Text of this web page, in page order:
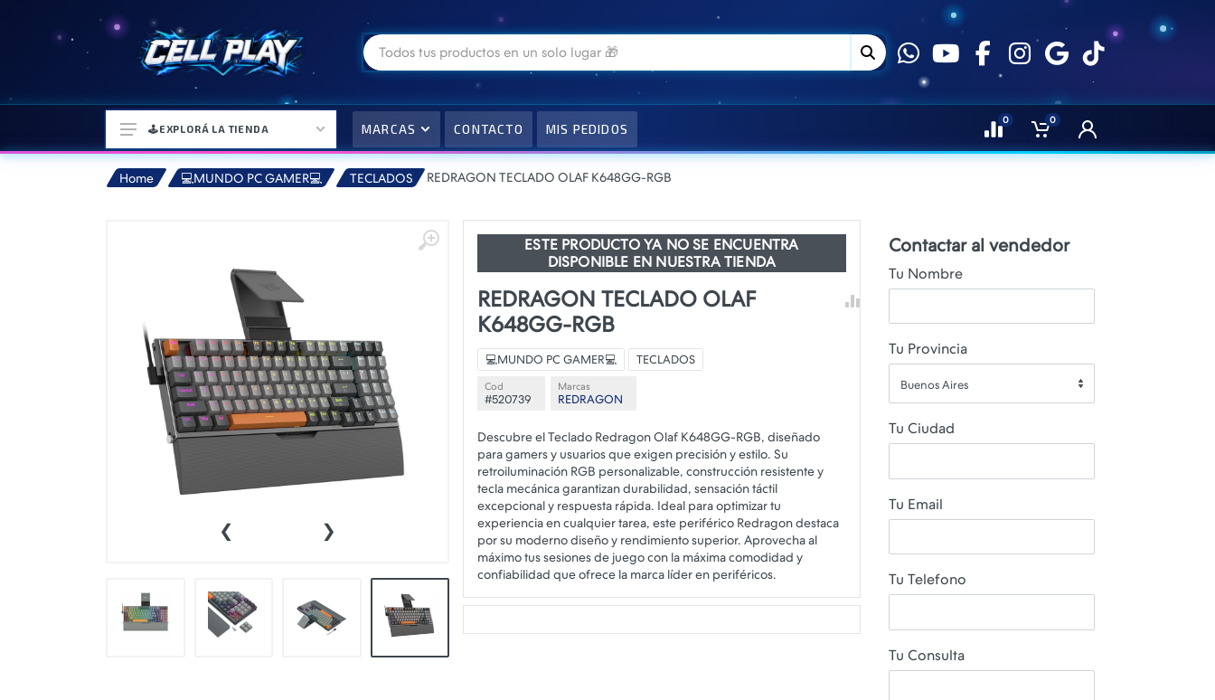
🎒MOCHILAS Y MAS👝
🎧AURICULARES URBANOS🎧
🎮CONSOLAS Y VIDEOJUEGOS
🎵PARLANTES BLUETOOTH🎵
👕INDUMENTARIA🧢
👾COLECCIONABLES🧸
💻MUNDO PC GAMER💻
🤓MUNDO PC OFICINA🤓
🕹️EXPLORÁ LA TIENDA MARCAS CONTACTO MIS PEDIDOS
0 0
Home 💻MUNDO PC GAMER💻 TECLADOS REDRAGON TECLADO OLAF K648GG-RGB
‹ ›
ESTE PRODUCTO YA NO SE ENCUENTRA
DISPONIBLE EN NUESTRA TIENDA
REDRAGON TECLADO OLAF
K648GG-RGB
💻MUNDO PC GAMER💻 TECLADOS
Cod
#520739
Marcas
REDRAGON
Descubre el Teclado Redragon Olaf K648GG-RGB, diseñado
para gamers y usuarios que exigen precisión y estilo. Su
retroiluminación RGB personalizable, construcción resistente y
tecla mecánica garantizan durabilidad, sensación táctil
excepcional y respuesta rápida. Ideal para optimizar tu
experiencia en cualquier tarea, este periférico Redragon destaca
por su moderno diseño y rendimiento superior. Aprovecha al
máximo tus sesiones de juego con la máxima comodidad y
Contactar al vendedor
Tu Nombre
Tu Provincia
Buenos Aires
Tu Ciudad
Tu Email
Tu Telefono
Tu Consulta